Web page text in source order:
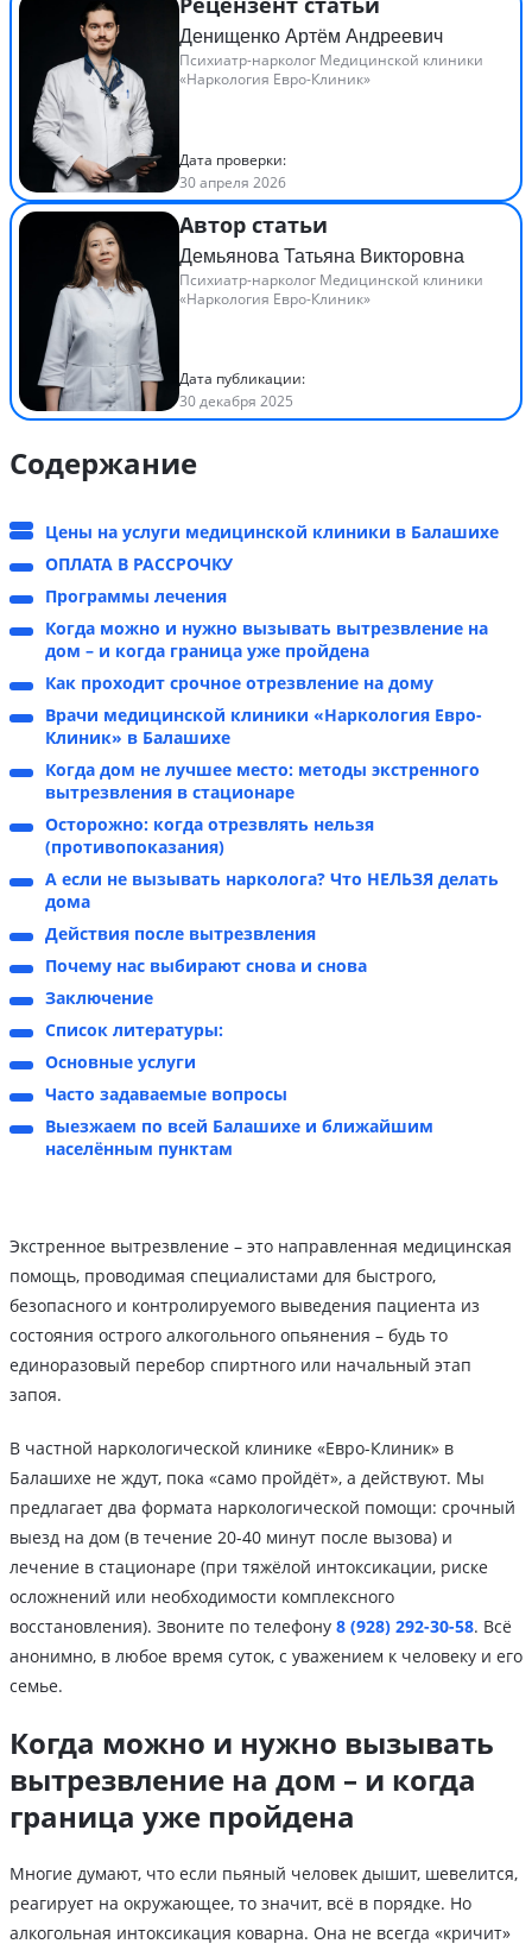
Денищенко Артём Андреевич
Психиатр-нарколог Медицинской клиники
«Наркология Евро-Клиник»
Дата проверки:
30 апреля 2026
Автор статьи
Демьянова Татьяна Викторовна
Психиатр-нарколог Медицинской клиники
«Наркология Евро-Клиник»
Дата публикации:
30 декабря 2025
Содержание
Цены на услуги медицинской клиники в Балашихе
ОПЛАТА В РАССРОЧКУ
Программы лечения
Когда можно и нужно вызывать вытрезвление на
дом – и когда граница уже пройдена
Как проходит срочное отрезвление на дому
Врачи медицинской клиники «Наркология Евро-
Клиник» в Балашихе
Когда дом не лучшее место: методы экстренного
вытрезвления в стационаре
Осторожно: когда отрезвлять нельзя
(противопоказания)
А если не вызывать нарколога? Что НЕЛЬЗЯ делать
дома
Действия после вытрезвления
Почему нас выбирают снова и снова
Заключение
Список литературы:
Основные услуги
Часто задаваемые вопросы
Выезжаем по всей Балашихе и ближайшим
населённым пунктам
Экстренное вытрезвление – это направленная медицинская
помощь, проводимая специалистами для быстрого,
безопасного и контролируемого выведения пациента из
состояния острого алкогольного опьянения – будь то
единоразовый перебор спиртного или начальный этап
запоя.
В частной наркологической клинике «Евро-Клиник» в
Балашихе не ждут, пока «само пройдёт», а действуют. Мы
предлагает два формата наркологической помощи: срочный
выезд на дом (в течение 20-40 минут после вызова) и
лечение в стационаре (при тяжёлой интоксикации, риске
осложнений или необходимости комплексного
восстановления). Звоните по телефону 8 (928) 292-30-58. Всё
анонимно, в любое время суток, с уважением к человеку и его
семье.
Когда можно и нужно вызывать
вытрезвление на дом – и когда
граница уже пройдена
Многие думают, что если пьяный человек дышит, шевелится,
реагирует на окружающее, то значит, всё в порядке. Но
алкогольная интоксикация коварна. Она не всегда «кричит»